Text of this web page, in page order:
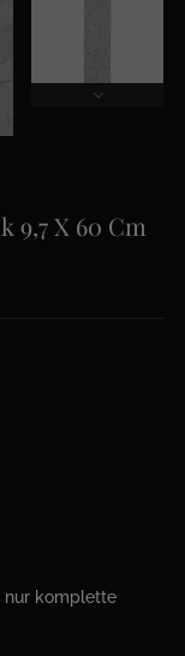
9,7 X 60 Cm
nur komplette